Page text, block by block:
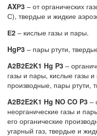
AXР3 – от органических
С), твердые и жидкие
Е2 – кислые газы и пары.
HgР3 – пары ртути,
A2B2E2K1 Hg P3 –
газы и пары, кислые газы
производные, пары ртути,
A2B2E2K1 Hg NO CO P3 –
неорганические газы и
его органические
угарный газ, твердые и